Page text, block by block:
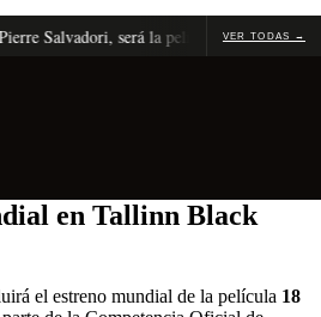
será la película de apertura de
VER TODAS →
en Tallinn Black
el estreno mundial de la película 18